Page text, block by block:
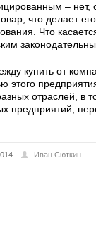
– нет,
что делает
Что
купить от
этого
отраслей, в
предприятий,
Иван Сюткин